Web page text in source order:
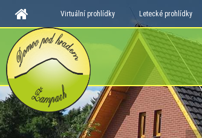
Virtuální prohlídky Letecké prohlídky